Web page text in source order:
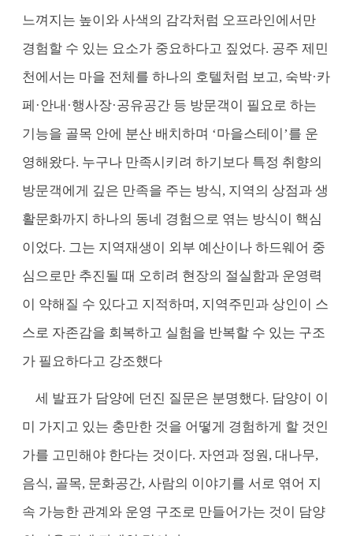
느껴지는 높이와 사색의 감각처럼 오프라인에서만
경험할 수 있는 요소가 중요하다고 짚었다. 공주 제민
천에서는 마을 전체를 하나의 호텔처럼 보고, 숙박·카
페·안내·행사장·공유공간 등 방문객이 필요로 하는
기능을 골목 안에 분산 배치하며 ‘마을스테이’를 운
영해왔다. 누구나 만족시키려 하기보다 특정 취향의
방문객에게 깊은 만족을 주는 방식, 지역의 상점과 생
활문화까지 하나의 동네 경험으로 엮는 방식이 핵심
이었다. 그는 지역재생이 외부 예산이나 하드웨어 중
심으로만 추진될 때 오히려 현장의 절실함과 운영력
이 약해질 수 있다고 지적하며, 지역주민과 상인이 스
스로 자존감을 회복하고 실험을 반복할 수 있는 구조
가 필요하다고 강조했다
세 발표가 담양에 던진 질문은 분명했다. 담양이 이
미 가지고 있는 충만한 것을 어떻게 경험하게 할 것인
가를 고민해야 한다는 것이다. 자연과 정원, 대나무,
음식, 골목, 문화공간, 사람의 이야기를 서로 엮어 지
속 가능한 관계와 운영 구조로 만들어가는 것이 담양